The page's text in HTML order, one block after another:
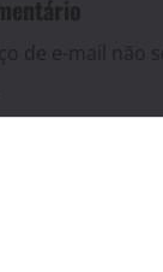
de e-mail não